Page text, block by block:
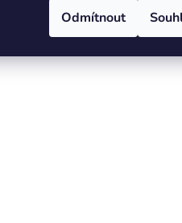
Odmítnout